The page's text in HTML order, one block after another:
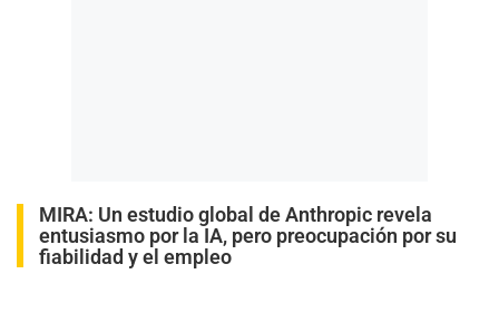
MIRA: Un estudio global de Anthropic revela
entusiasmo por la IA, pero preocupación por su
fiabilidad y el empleo